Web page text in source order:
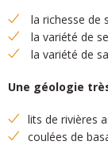
la richesse de
la variété de
la variété de
Une géologie
lits de rivières
coulées de